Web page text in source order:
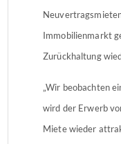
Immobilienmarkt
Zurückhaltung
„Wir beobachten
wird der Erwerb
Miete wieder